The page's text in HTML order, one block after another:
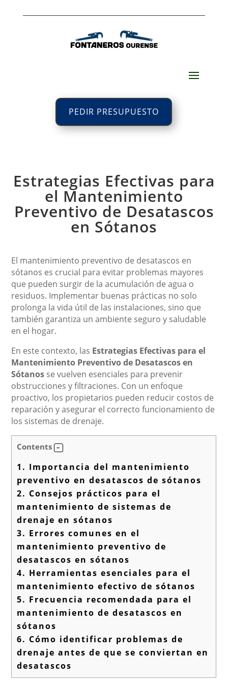
PEDIR PRESUPUESTO
Estrategias Efectivas para
el Mantenimiento
Preventivo de Desatascos
en Sótanos
El mantenimiento preventivo de desatascos en
sótanos es crucial para evitar problemas mayores
que pueden surgir de la acumulación de agua o
residuos. Implementar buenas prácticas no solo
prolonga la vida útil de las instalaciones, sino que
también garantiza un ambiente seguro y saludable
en el hogar.
En este contexto, las Estrategias Efectivas para el
Mantenimiento Preventivo de Desatascos en
Sótanos se vuelven esenciales para prevenir
obstrucciones y filtraciones. Con un enfoque
proactivo, los propietarios pueden reducir costos de
reparación y asegurar el correcto funcionamiento de
los sistemas de drenaje.
Contents
1. Importancia del mantenimiento
preventivo en desatascos de sótanos
2. Consejos prácticos para el
mantenimiento de sistemas de
drenaje en sótanos
3. Errores comunes en el
mantenimiento preventivo de
desatascos en sótanos
4. Herramientas esenciales para el
mantenimiento efectivo de sótanos
5. Frecuencia recomendada para el
mantenimiento de desatascos en
sótanos
6. Cómo identificar problemas de
drenaje antes de que se conviertan en
desatascos